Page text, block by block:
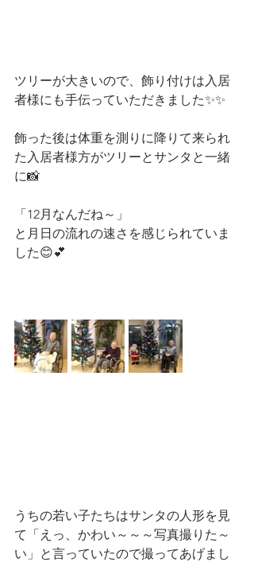
ツリーが大きいので、飾り付けは入居
者様にも手伝っていただきました✨✨
飾った後は体重を測りに降りて来られ
た入居者様方がツリーとサンタと一緒
に📸
「12月なんだね～」
と月日の流れの速さを感じられていま
した😊💕
うちの若い子たちはサンタの人形を見
て「えっ、かわい～～～写真撮りた～
い」と言っていたので撮ってあげまし